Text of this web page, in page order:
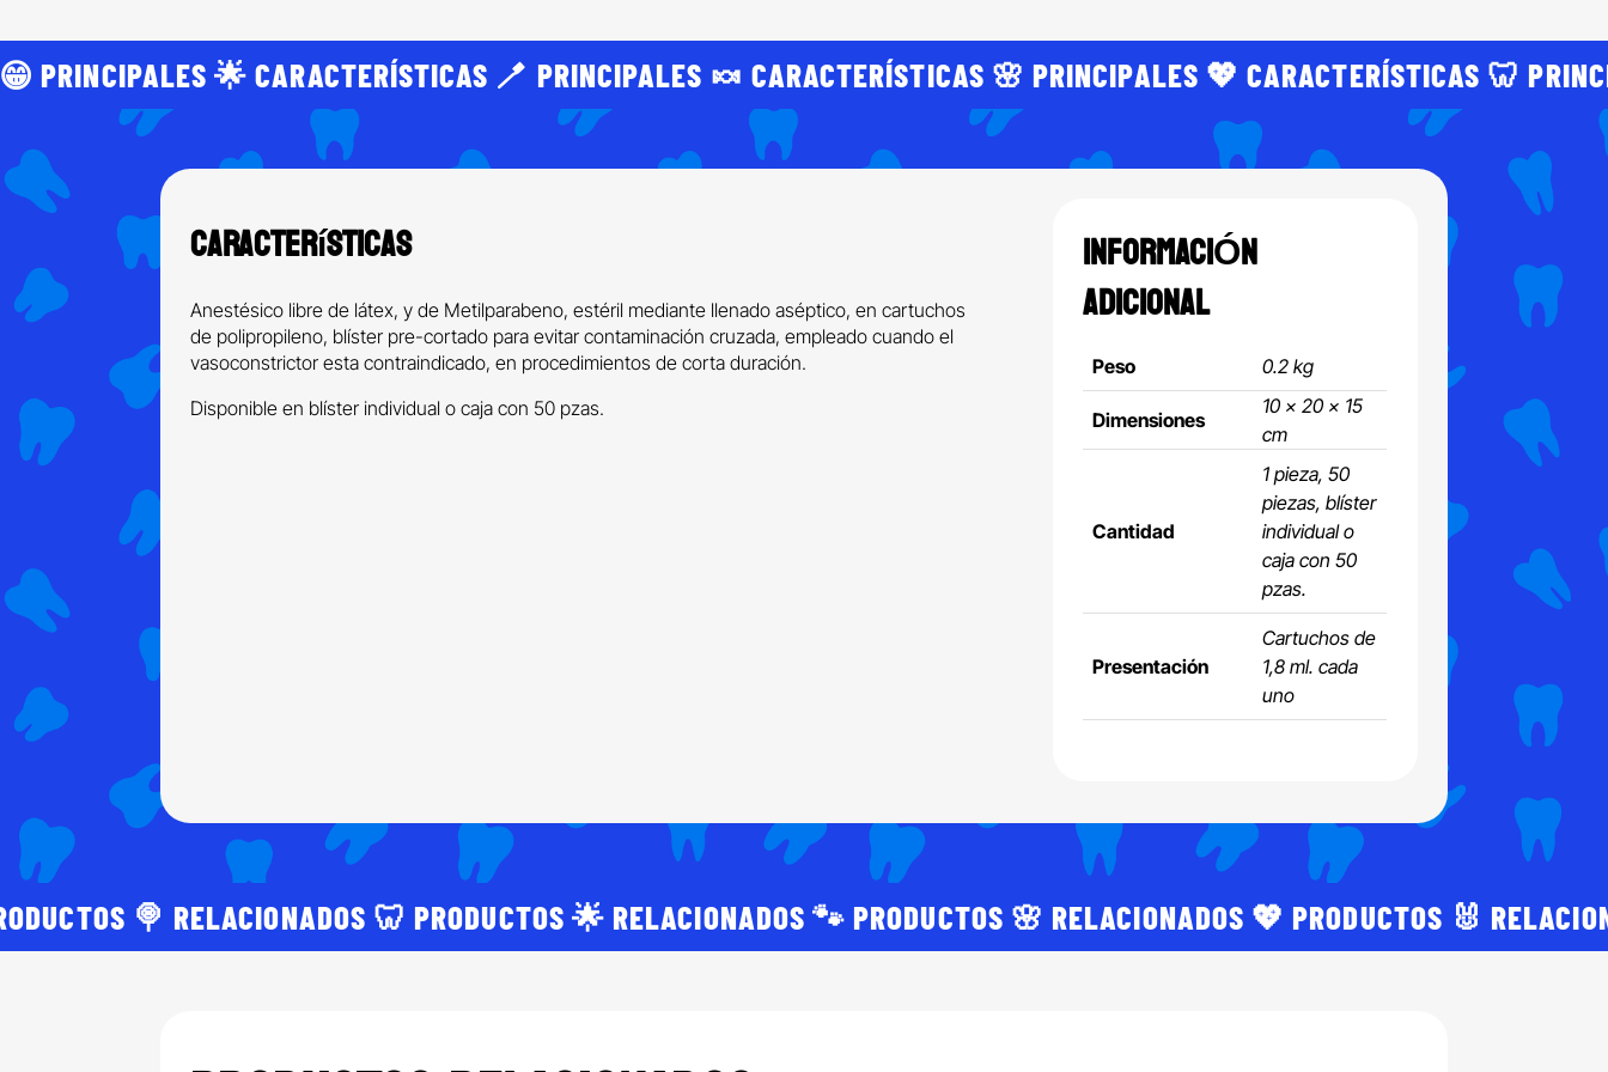
PRINCIPALES 🌟 CARACTERÍSTICAS 🪥 PRINCIPALES 🍬 CARACTERÍSTICAS 🌸 PRINCIPALES 💖 CARACTERÍSTICAS 🦷
Características
Anestésico libre de látex, y de Metilparabeno, estéril mediante llenado aséptico, en cartuchos
de polipropileno, blíster pre-cortado para evitar contaminación cruzada, empleado cuando el
vasoconstrictor esta contraindicado, en procedimientos de corta duración.
Disponible en blíster individual o caja con 50 pzas.
INFORMACIÓN
ADICIONAL
Peso 0.2 kg
Dimensiones
10 × 20 × 15
cm
Cantidad
1 pieza, 50
piezas, blíster
individual o
caja con 50
pzas.
Presentación
Cartuchos de
1,8 ml. cada
uno
🍭 RELACIONADOS 🦷 PRODUCTOS 🌟 RELACIONADOS 🐾 PRODUCTOS 🌸 RELACIONADOS 💖 PRODUCTOS 🐰